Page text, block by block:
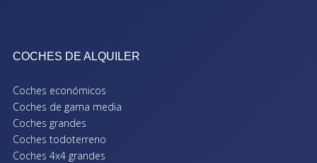
COCHES DE ALQUILER
Coches económicos
Coches de gama media
Coches grandes
Coches todoterreno
Coches 4x4 grandes